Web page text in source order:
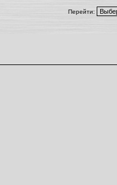
Перейти: